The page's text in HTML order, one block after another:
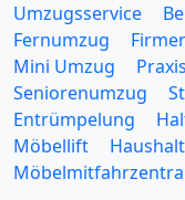
Umzugsservice
Fernumzug
Mini Umzug
Seniorenumzug
Entrümpelung
Möbellift